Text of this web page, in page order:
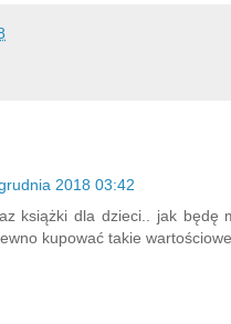
2018 03:42
książki dla dzieci.. jak będę
kupować takie